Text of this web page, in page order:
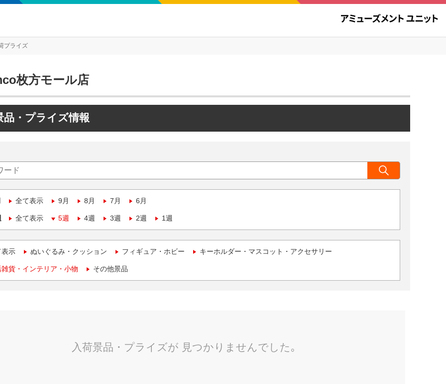
プライズ
枚方モール店
品・プライズ情報
全て表示 9月 8月 7月 6月
全て表示 5週 4週 3週 2週 1週
表示 ぬいぐるみ・クッション フィギュア・ホビー キーホルダー・マスコット・アクセサリー
貨・インテリア・小物 その他景品